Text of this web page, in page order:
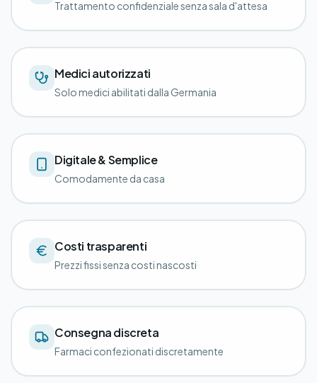
Trattamento confidenziale senza sala d'attesa
Medici autorizzati
Solo medici abilitati dalla Germania
Digitale & Semplice
Comodamente da casa
Costi trasparenti
Prezzi fissi senza costi nascosti
Consegna discreta
Farmaci confezionati discretamente